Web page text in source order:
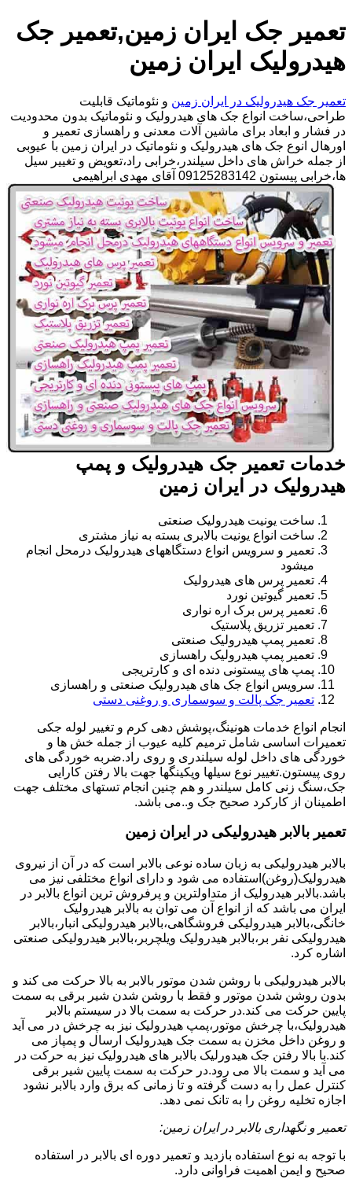
تعمیر جک ایران زمین,تعمیر جک
هیدرولیک ایران زمین
تعمیر جک هیدرولیک در ایران زمین و نئوماتیک قابلیت
طراحی،ساخت انواع جک های هیدرولیک و نئوماتیک بدون محدودیت
در فشار و ابعاد برای ماشین آلات معدنی و راهسازی تعمیر و
اورهال انوع جک های هیدرولیک و نئوماتیک در ایران زمین با عیوبی
از جمله خراش های داخل سیلندر،خرابی راد،تعویض و تغییر سیل
ها،خرابی پیستون 09125283142 آقای مهدی ابراهیمی
خدمات تعمیر جک هیدرولیک و پمپ
هیدرولیک در ایران زمین
ساخت یونیت هیدرولیک صنعتی
ساخت انواع یونیت بالابری بسته به نیاز مشتری
تعمیر و سرویس انواع دستگاههای هیدرولیک درمحل انجام
میشود
تعمیر پرس های هیدرولیک
تعمیر گیوتین نورد
تعمیر پرس برک اره نواری
تعمیر تزریق پلاستیک
تعمیر پمپ هیدرولیک صنعتی
تعمیر پمپ هیدرولیک راهسازی
پمپ های پیستونی دنده ای و کارتریجی
سرویس انواع جک های هیدرولیک صنعتی و راهسازی
تعمیر جک پالت و سوسماری و روغنی دستی
انجام انواع خدمات هونینگ،پوشش دهی کرم و تغییر لوله جکی
تعمیرات اساسی شامل ترمیم کلیه عیوب از جمله خش ها و
خوردگی های داخل لوله سیلندری و روی راد.ضربه خوردگی های
روی پیستون.تغییر نوع سیلها وپکینگها جهت بالا رفتن کارایی
جک،سنگ زنی کامل سیلندر و هم چنین انجام تستهای مختلف جهت
اطمینان از کارکرد صحیح جک و..می باشد.
تعمیر بالابر هیدرولیکی در ایران زمین
بالابر هیدرولیکی به زبان ساده نوعی بالابر است که در آن از نیروی
هیدرولیک(روغن)استفاده می شود و دارای انواع مختلفی نیز می
باشد.بالابر هیدرولیک از متداولترین و پرفروش ترین انواع بالابر در
ایران می باشد که از انواع آن می توان به بالابر هیدرولیک
خانگی،بالابر هیدرولیکی فروشگاهی،بالابر هیدرولیکی انبار،بالابر
هیدرولیکی نفر بر،بالابر هیدرولیک ویلچربر،بالابر هیدرولیکی صنعتی
اشاره کرد.
بالابر هیدرولیکی با روشن شدن موتور بالابر به بالا حرکت می کند و
بدون روشن شدن موتور و فقط با روشن شدن شیر برقی به سمت
پایین حرکت می کند.در حرکت به سمت بالا در سیستم بالابر
هیدرولیک،با چرخش موتور،پمپ هیدرولیک نیز به چرخش در می آید
و روغن داخل مخزن به سمت جک هیدرولیک ارسال و پمپاز می
کند.با بالا رفتن جک هیدورلیک بالابر های هیدرولیک نیز به حرکت در
می آید و سمت بالا می رود.در حرکت به سمت پایین شیر برقی
کنترل عمل را به دست گرفته و تا زمانی که برق وارد بالابر نشود
اجازه تخلیه روغن را به تانک نمی دهد.
تعمیر و نگهداری بالابر در ایران زمین:
با توجه به نوع استفاده بازدید و تعمیر دوره ای بالابر در استفاده
صحیح و ایمن اهمیت فراوانی دارد.